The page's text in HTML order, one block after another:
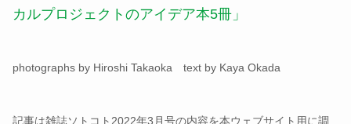
カルプロジェクトのアイデア本5冊」
photographs by Hiroshi Takaoka text by Kaya Okada
記事は雑誌ソトコト2022年3月号の内容を本ウェブサイト用に調